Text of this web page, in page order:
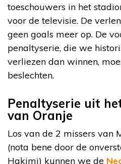
toeschouwers in het
voor de televisie. De
geen goals meer op. De
penaltyserie, die we
verliezen dan winnen,
beslechten.
Penaltyserie uit
van Oranje
Los van de 2 missers van
(nota bene door de
Hakimi) kunnen we de